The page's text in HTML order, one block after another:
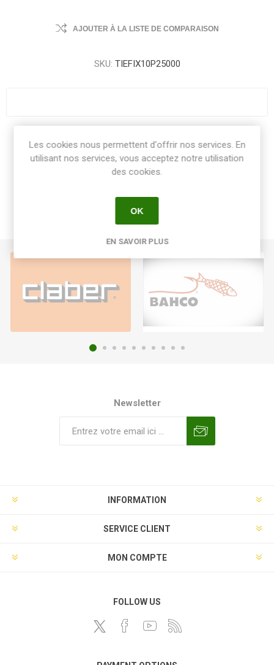
AJOUTER À LA LISTE DE COMPARAISON
SKU: TIEFIX10P25000
Share:
Newsletter
INFORMATION
SERVICE CLIENT
MON COMPTE
FOLLOW US
Les cookies nous permettent d'offrir nos services. En
utilisant nos services, vous acceptez notre utilisation
des cookies.
OK
EN SAVOIR PLUS